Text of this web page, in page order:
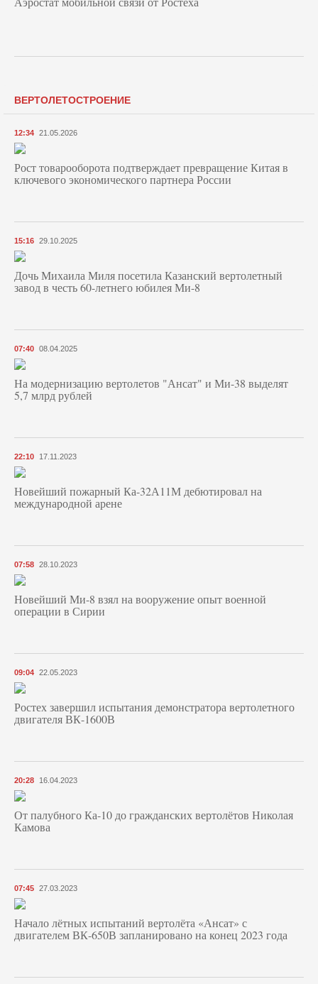
ВЕРТОЛЕТОСТРОЕНИЕ
12:34 21.05.2026
Рост товарооборота подтверждает превращение Китая в
ключевого экономического партнера России
15:16 29.10.2025
Дочь Михаила Миля посетила Казанский вертолетный
завод в честь 60-летнего юбилея Ми-8
07:40 08.04.2025
На модернизацию вертолетов "Ансат" и Ми-38 выделят
5,7 млрд рублей
22:10 17.11.2023
Новейший пожарный Ка-32А11М дебютировал на
международной арене
07:58 28.10.2023
Новейший Ми-8 взял на вооружение опыт военной
операции в Сирии
09:04 22.05.2023
Ростех завершил испытания демонстратора вертолетного
двигателя ВК-1600В
20:28 16.04.2023
От палубного Ка-10 до гражданских вертолётов Николая
Камова
07:45 27.03.2023
Начало лётных испытаний вертолёта «Ансат» с
двигателем ВК-650В запланировано на конец 2023 года